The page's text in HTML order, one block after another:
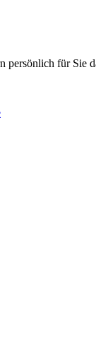
persönlich für Sie